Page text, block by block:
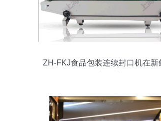
ZH-FKJ食品包装连续封口机在新